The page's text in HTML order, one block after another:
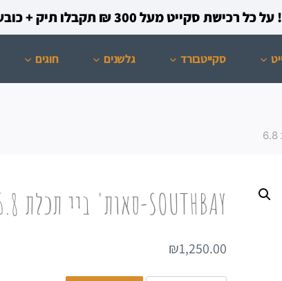
סקייט מעל 300 ₪ תקבלו תיק + כובע ממותגים מתנה!
סקייטבורד גלשנים חוגים
SOUTHBAY-סאות' ביי תכלת 6.8
₪1,250.00